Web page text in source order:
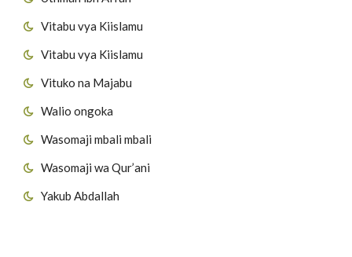
Vitabu vya Kiislamu
Vitabu vya Kiislamu
Vituko na Majabu
Walio ongoka
Wasomaji mbali mbali
Wasomaji wa Qur’ani
Yakub Abdallah